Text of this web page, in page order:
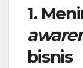
1.
bisnis